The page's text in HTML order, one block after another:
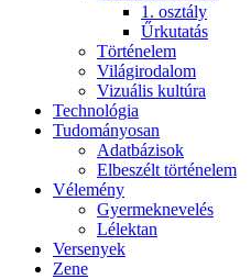
1. osztály
Űrkutatás
Történelem
Világirodalom
Vizuális kultúra
Technológia
Tudományosan
Adatbázisok
Elbeszélt történelem
Vélemény
Gyermeknevelés
Lélektan
Versenyek
Zene